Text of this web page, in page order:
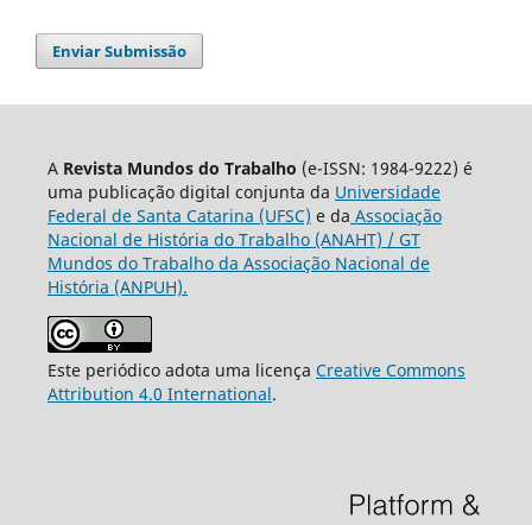
Enviar Submissão
A Revista Mundos do Trabalho (e-ISSN: 1984-9222) é
uma publicação digital conjunta da Universidade
Federal de Santa Catarina (UFSC) e da Associação
Nacional de História do Trabalho (ANAHT) / GT
Mundos do Trabalho da Associação Nacional de
História (ANPUH).
Este periódico adota uma licença Creative Commons
Attribution 4.0 International.